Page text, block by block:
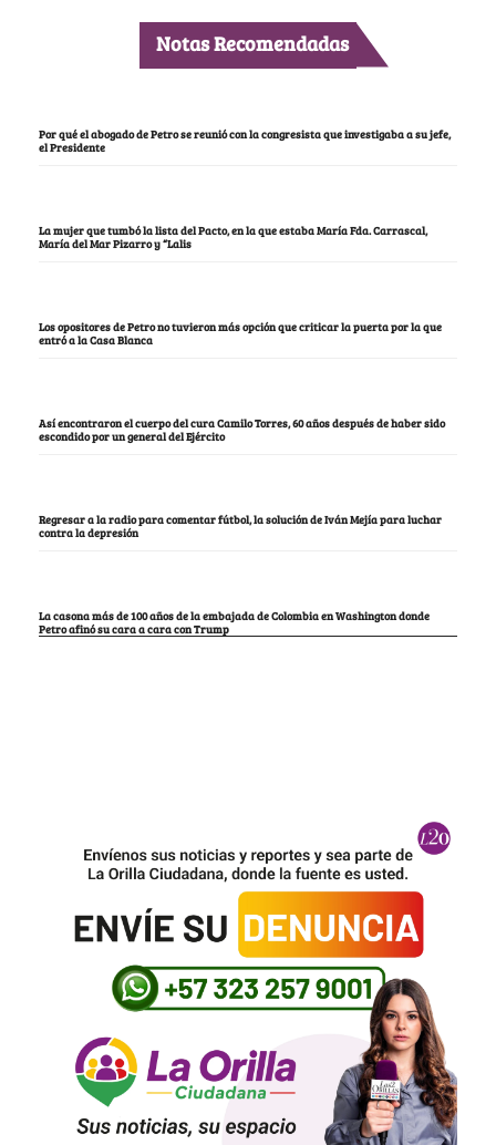
Notas Recomendadas
Por qué el abogado de Petro se reunió con la congresista que investigaba a su jefe,
el Presidente
La mujer que tumbó la lista del Pacto, en la que estaba María Fda. Carrascal,
María del Mar Pizarro y “Lalis
Los opositores de Petro no tuvieron más opción que criticar la puerta por la que
entró a la Casa Blanca
Así encontraron el cuerpo del cura Camilo Torres, 60 años después de haber sido
escondido por un general del Ejército
Regresar a la radio para comentar fútbol, la solución de Iván Mejía para luchar
contra la depresión
La casona más de 100 años de la embajada de Colombia en Washington donde
Petro afinó su cara a cara con Trump